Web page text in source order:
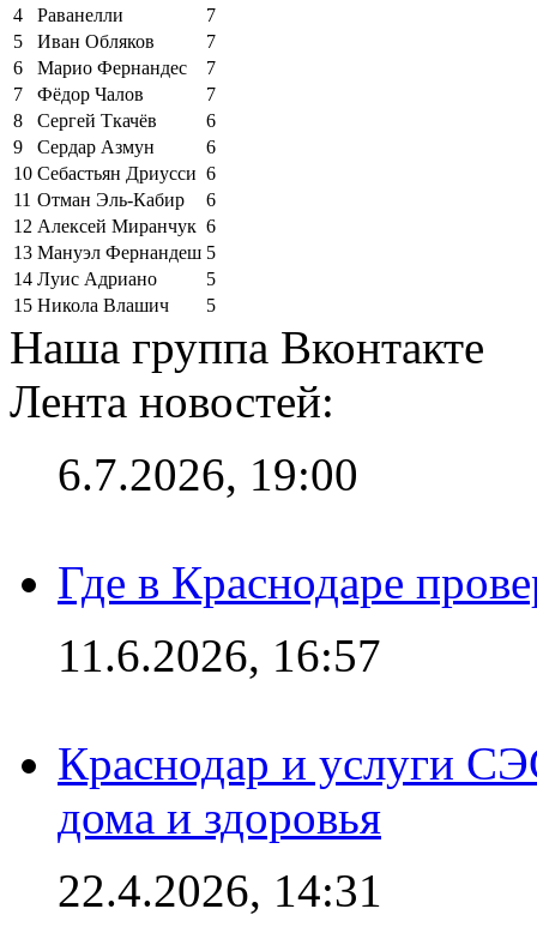
4
Раванелли
7
5
Иван Обляков
7
6
Марио Фернандес
7
7
Фёдор Чалов
7
8
Сергей Ткачёв
6
9
Сердар Азмун
6
10 Себастьян Дриусси 6
11 Отман Эль-Кабир
6
12 Алексей Миранчук 6
13 Мануэл Фернандеш 5
14 Луис Адриано
5
15 Никола Влашич 5
Наша группа Вконтакте
Лента новостей:
6.7.2026, 19:00
Где в Краснодаре
11.6.2026, 16:57
Краснодар и услуги
дома и здоровья
22.4.2026, 14:31